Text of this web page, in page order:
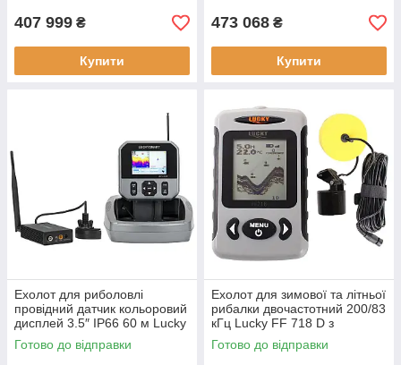
407 999 ₴
Купити
473 068 ₴
Купити
Ехолот для риболовлі
провідний датчик кольоровий
дисплей 3.5″ IP66 60 м Lucky
LBT-1-GPS GPS-навігатор
вологозахист
Готово до відправки
Ехолот для зимової та літньої
рибалки двочастотний 200/83
кГц Lucky FF 718 D з
вологозахищеним корпусом
IPX4
Готово до відправки